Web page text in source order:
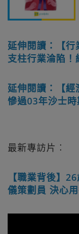
延伸閱讀：【
支柱行業淪陷！
延伸閱讀：【
慘過03年沙士時
最新專訪片︰
【職業背後】
儀策劃員 決心